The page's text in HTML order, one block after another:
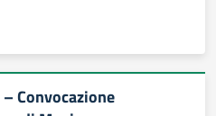
Convocazione